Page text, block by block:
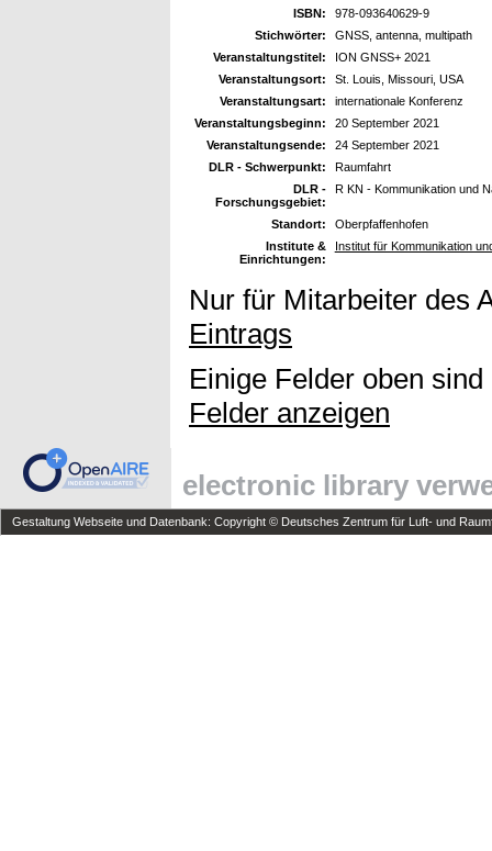
ISBN:
978-093640629-9
Stichwörter:
GNSS, antenna, multipath
Veranstaltungstitel:
ION GNSS+ 2021
Veranstaltungsort:
St. Louis, Missouri, USA
Veranstaltungsart:
internationale Konferenz
Veranstaltungsbeginn:
20 September 2021
Veranstaltungsende:
24 September 2021
DLR - Schwerpunkt:
Raumfahrt
DLR -
Forschungsgebiet:
R KN - Kommunikation und
Standort:
Oberpfaffenhofen
Institute &
Einrichtungen:
Institut für Kommunikation
Nur für Mitarbeiter des
Eintrags
Einige Felder oben
Felder anzeigen
electronic library
Gestaltung Webseite und Datenbank: Copyright © Deutsches Zentrum für Luft- und